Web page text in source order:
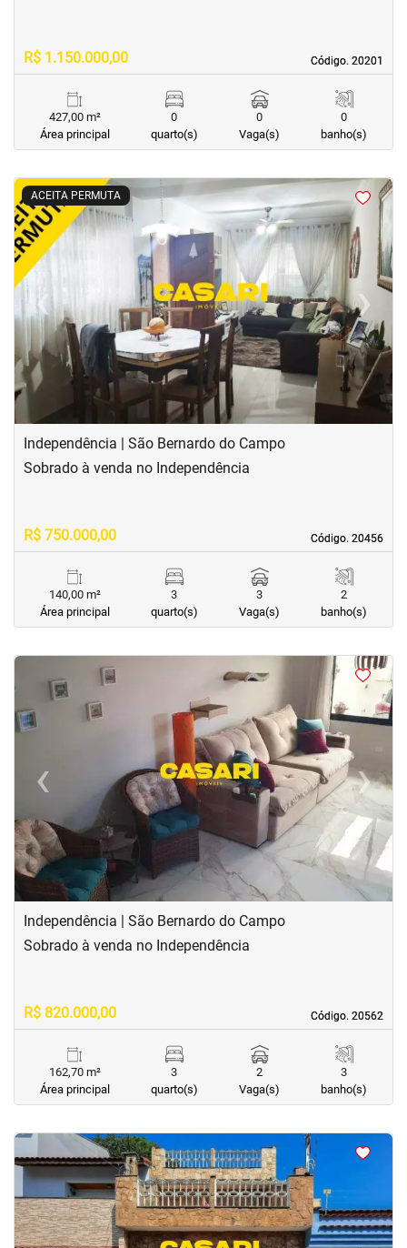
Código. 20201
Código. 20201
R$ 1.150.000,00
427,00 m²
Área principal
0
quarto(s)
0
Vaga(s)
0
banho(s)
ACEITA PERMUTA
< <<<
‹Previous ›Next
Independência | São Bernardo do Campo
Código. 20456
Código. 20456
Sobrado à venda no Independência
R$ 750.000,00
140,00 m²
Área principal
3
quarto(s)
3
Vaga(s)
2
banho(s)
<
‹Previous ›Next
Independência | São Bernardo do Campo
Código. 20562
Código. 20562
Sobrado à venda no Independência
R$ 820.000,00
162,70 m²
Área principal
3
quarto(s)
2
Vaga(s)
3
banho(s)
<<